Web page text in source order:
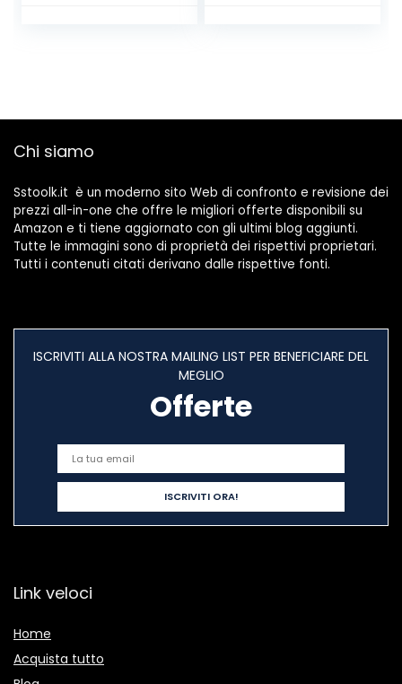
Chi siamo
Sstoolk.it è un moderno sito Web di confronto e revisione dei
prezzi all-in-one che offre le migliori offerte disponibili su
Amazon e ti tiene aggiornato con gli ultimi blog aggiunti.
Tutte le immagini sono di proprietà dei rispettivi proprietari.
Tutti i contenuti citati derivano dalle rispettive fonti.
ISCRIVITI ALLA NOSTRA MAILING LIST PER BENEFICIARE DEL
MEGLIO
Offerte
Link veloci
Home
Acquista tutto